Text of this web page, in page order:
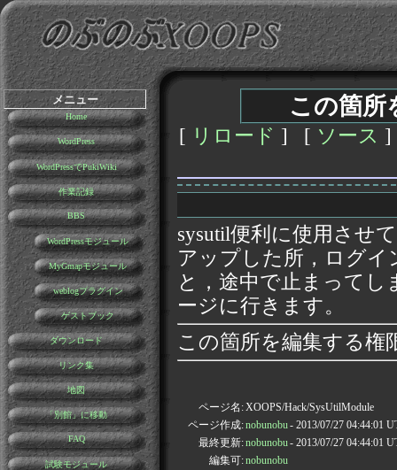
メニュー
Home
WordPress
WordPressでPukiWiki
作業記録
BBS
WordPressモジュール
MyGmapモジュール
weblogプラグイン
ゲストブック
ダウンロード
リンク集
地図
「別館」に移動
FAQ
試験モジュール
この箇所
[ リロード ] [ ソース
sysutil便利に使用させ
アップした所，ログ
と，途中で止まって
ージに行きます。
この箇所を編集する権
ページ名:XOOPS/Hack/SysUtilModule
ページ作成:nobunobu- 2013/07/27 04:44:01
最終更新:nobunobu- 2013/07/27 04:44:01
編集可:nobunobu